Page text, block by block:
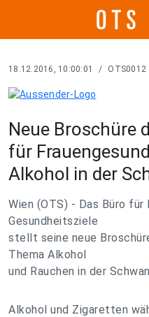
18.12.2016, 10:00:01 / OTS0012
Neue Broschüre
für
Alkohol in der
Wien (OTS) - Das Büro für
Gesundheitsziele
stellt seine neue
Thema Alkohol
und Rauchen in der
Alkohol und Zigaretten